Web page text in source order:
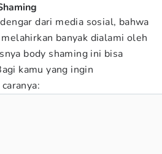
dari media sosial, bahwa
banyak dialami oleh
body shaming ini bisa
kamu yang ingin